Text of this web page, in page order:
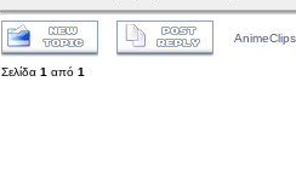
Σελίδα 1 από 1